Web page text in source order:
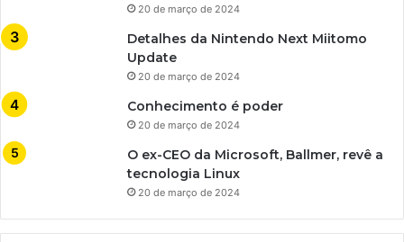
20 de março de 2024
Detalhes da Nintendo Next Miitomo
Update
20 de março de 2024
Conhecimento é poder
20 de março de 2024
O ex-CEO da Microsoft, Ballmer, revê a
tecnologia Linux
20 de março de 2024